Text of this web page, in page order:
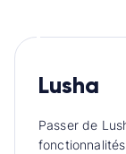
Lusha
Passer de